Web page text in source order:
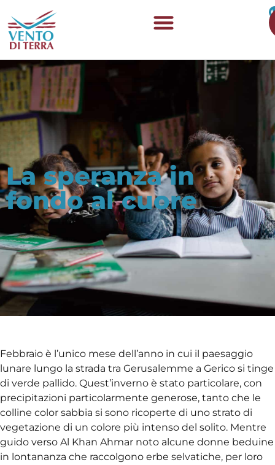
La speranza in
fondo al cuore
Febbraio è l’unico mese dell’anno in cui il paesaggio
lunare lungo la strada tra Gerusalemme a Gerico si tinge
di verde pallido. Quest’inverno è stato particolare, con
precipitazioni particolarmente generose, tanto che le
colline color sabbia si sono ricoperte di uno strato di
vegetazione di un colore più intenso del solito. Mentre
guido verso Al Khan Ahmar noto alcune donne beduine
in lontananza che raccolgono erbe selvatiche, per loro